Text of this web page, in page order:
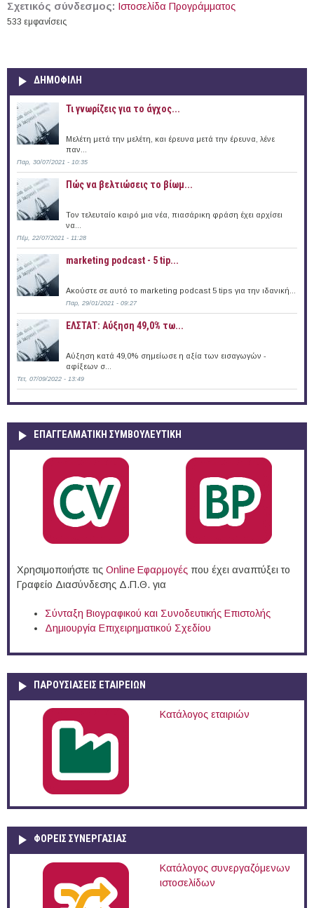
Σχετικός σύνδεσμος: Ιστοσελίδα Προγράμματος
533 εμφανίσεις
ΔΗΜΟΦΙΛΗ
Τι γνωρίζεις για το άγχος...
Μελέτη μετά την μελέτη, και έρευνα μετά την έρευνα, λένε
παν...
Παρ, 30/07/2021 - 10:35
Πώς να βελτιώσεις το βίωμ...
Τον τελευταίο καιρό μια νέα, πιασάρικη φράση έχει αρχίσει
να...
Πέμ, 22/07/2021 - 11:28
marketing podcast - 5 tip...
Ακούστε σε αυτό το marketing podcast 5 tips για την ιδανική...
Παρ, 29/01/2021 - 09:27
​ΕΛΣΤΑΤ: Αύξηση 49,0%​ τω...
Αύξηση κατά 49,0%​ σημείωσε η αξία των εισαγωγών -
αφίξεων σ...
Τετ, 07/09/2022 - 13:49
ΕΠΑΓΓΕΛΜΑΤΙΚΉ ΣΥΜΒΟΥΛΕΥΤΙΚΉ
Χρησιμοποιήστε τις Online Eφαρμογές που έχει αναπτύξει το
Γραφείο Διασύνδεσης Δ.Π.Θ. για
Σύνταξη Βιογραφικού και Συνοδευτικής Επιστολής
Δημιουργία Επιχειρηματικού Σχεδίου
ΠΑΡΟΥΣΙΆΣΕΙΣ ΕΤΑΙΡΕΙΏΝ
Κατάλογος εταιριών
ΦΟΡΕΙΣ ΣΥΝΕΡΓΑΣΙΑΣ
Κατάλογος συνεργαζόμενων
ιστοσελίδων